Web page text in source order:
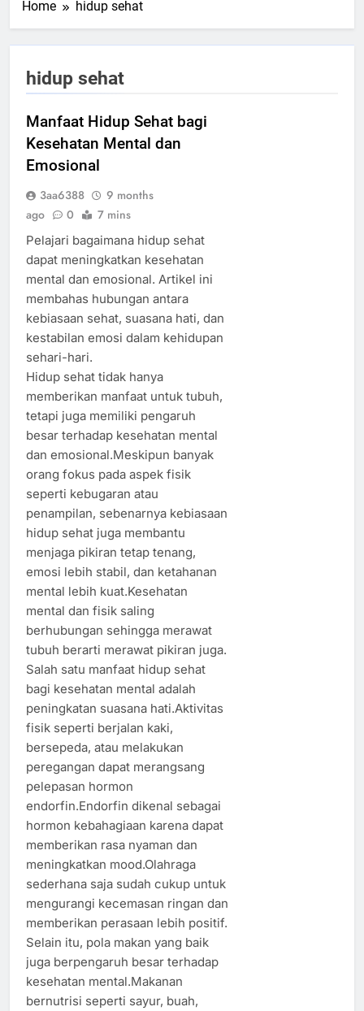
Home hidup sehat
hidup sehat
Manfaat Hidup Sehat bagi
Kesehatan Mental dan
Emosional
3aa6388
9 months
ago
0 7 mins
Pelajari bagaimana hidup sehat
dapat meningkatkan kesehatan
mental dan emosional. Artikel ini
membahas hubungan antara
kebiasaan sehat, suasana hati, dan
kestabilan emosi dalam kehidupan
sehari-hari.
Hidup sehat tidak hanya
memberikan manfaat untuk tubuh,
tetapi juga memiliki pengaruh
besar terhadap kesehatan mental
dan emosional.Meskipun banyak
orang fokus pada aspek fisik
seperti kebugaran atau
penampilan, sebenarnya kebiasaan
hidup sehat juga membantu
menjaga pikiran tetap tenang,
emosi lebih stabil, dan ketahanan
mental lebih kuat.Kesehatan
mental dan fisik saling
berhubungan sehingga merawat
tubuh berarti merawat pikiran juga.
Salah satu manfaat hidup sehat
bagi kesehatan mental adalah
peningkatan suasana hati.Aktivitas
fisik seperti berjalan kaki,
bersepeda, atau melakukan
peregangan dapat merangsang
pelepasan hormon
endorfin.Endorfin dikenal sebagai
hormon kebahagiaan karena dapat
memberikan rasa nyaman dan
meningkatkan mood.Olahraga
sederhana saja sudah cukup untuk
mengurangi kecemasan ringan dan
memberikan perasaan lebih positif.
Selain itu, pola makan yang baik
juga berpengaruh besar terhadap
kesehatan mental.Makanan
bernutrisi seperti sayur, buah,